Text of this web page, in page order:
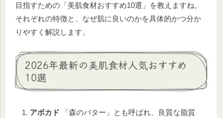
目指すための「美肌食材おすすめ10選」を教えますね。
それぞれの特徴と、なぜ肌に良いのかを具体的かつ分か
りやすく解説します。
2026年最新の美肌食材人気おすすめ
10選
アボカド 「森のバター」とも呼ばれ、良質な脂質